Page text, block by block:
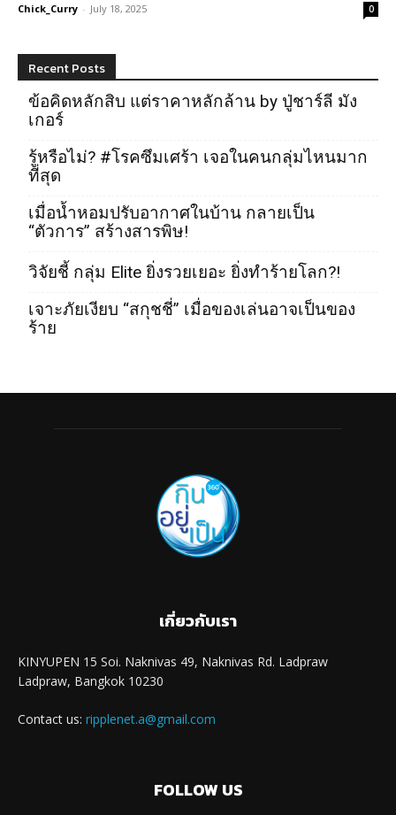
Chick_Curry - July 18, 2025 0
Recent Posts
ข้อคิดหลักสิบ แต่ราคาหลักล้าน by ปู่ชาร์ลี มัง
เกอร์
รู้หรือไม่? #โรคซึมเศร้า เจอในคนกลุ่มไหนมาก
ที่สุด
เมื่อน้ำหอมปรับอากาศในบ้าน กลายเป็น
“ตัวการ” สร้างสารพิษ!
วิจัยชี้ กลุ่ม Elite ยิ่งรวยเยอะ ยิ่งทำร้ายโลก?!
เจาะภัยเงียบ “สกุชชี่” เมื่อของเล่นอาจเป็นของ
ร้าย
เกี่ยวกับเรา
KINYUPEN 15 Soi. Naknivas 49, Naknivas Rd. Ladpraw
Ladpraw, Bangkok 10230
Contact us: ripplenet.a@gmail.com
FOLLOW US